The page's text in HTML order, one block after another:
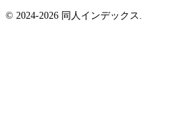
© 2024-2026 同人インデックス.